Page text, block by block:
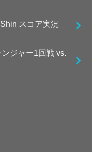
スコア実況
ジャー1回戦 vs.